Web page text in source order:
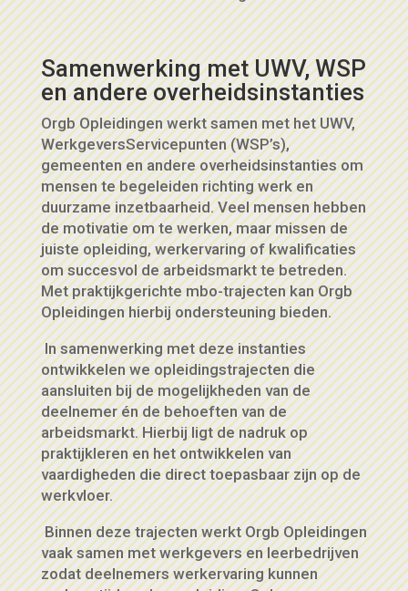
Samenwerking met UWV, WSP
en andere overheidsinstanties
Orgb Opleidingen werkt samen met het UWV,
WerkgeversServicepunten (WSP’s),
gemeenten en andere overheidsinstanties om
mensen te begeleiden richting werk en
duurzame inzetbaarheid. Veel mensen hebben
de motivatie om te werken, maar missen de
juiste opleiding, werkervaring of kwalificaties
om succesvol de arbeidsmarkt te betreden.
Met praktijkgerichte mbo-trajecten kan Orgb
Opleidingen hierbij ondersteuning bieden.
In samenwerking met deze instanties
ontwikkelen we opleidingstrajecten die
aansluiten bij de mogelijkheden van de
deelnemer én de behoeften van de
arbeidsmarkt. Hierbij ligt de nadruk op
praktijkleren en het ontwikkelen van
vaardigheden die direct toepasbaar zijn op de
werkvloer.
Binnen deze trajecten werkt Orgb Opleidingen
vaak samen met werkgevers en leerbedrijven
zodat deelnemers werkervaring kunnen